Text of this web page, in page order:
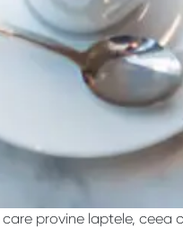
provine laptele, ceea